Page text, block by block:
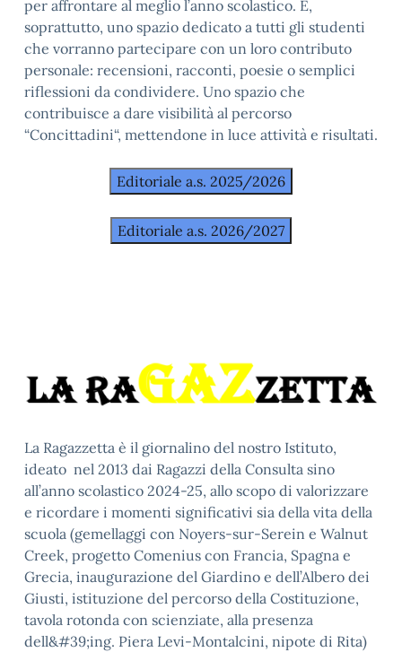
per affrontare al meglio l’anno scolastico. E,
soprattutto, uno spazio dedicato a tutti gli studenti
che vorranno partecipare con un loro contributo
personale: recensioni, racconti, poesie o semplici
riflessioni da condividere. Uno spazio che
contribuisce a dare visibilità al percorso
“Concittadini“, mettendone in luce attività e risultati.
La Ragazzetta è il giornalino del nostro Istituto,
ideato nel 2013 dai Ragazzi della Consulta sino
all’anno scolastico 2024-25, allo scopo di valorizzare
e ricordare i momenti significativi sia della vita della
scuola (gemellaggi con Noyers-sur-Serein e Walnut
Creek, progetto Comenius con Francia, Spagna e
Grecia, inaugurazione del Giardino e dell’Albero dei
Giusti, istituzione del percorso della Costituzione,
tavola rotonda con scienziate, alla presenza
dell&#39;ing. Piera Levi-Montalcini, nipote di Rita)